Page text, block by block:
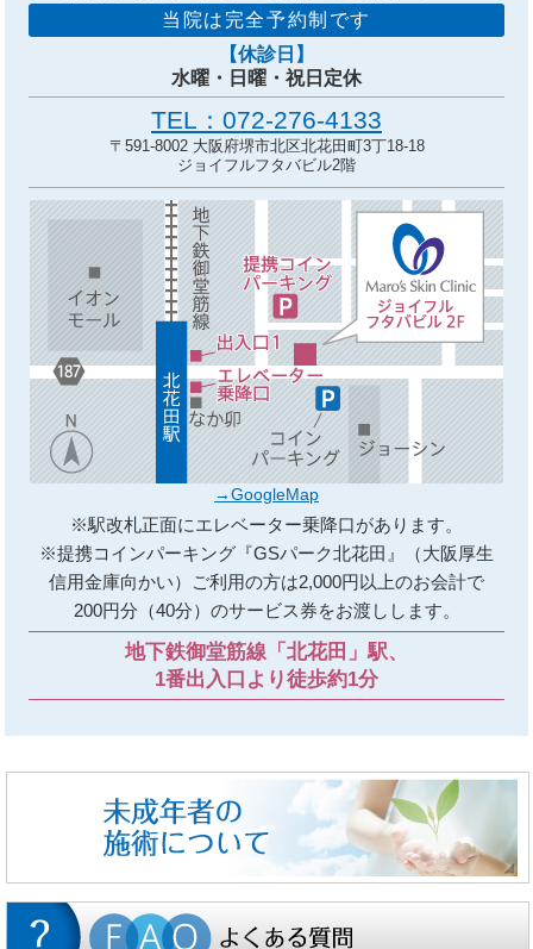
当院は完全予約制です
【休診日】
水曜・日曜・祝日定休
TEL：072-276-4133
〒591-8002 大阪府堺市北区北花田町3丁18-18
ジョイフルフタバビル2階
→GoogleMap
※駅改札正面にエレベーター乗降口があります。
※提携コインパーキング『GSパーク北花田』（大阪厚生
信用金庫向かい）ご利用の方は2,000円以上のお会計で
200円分（40分）のサービス券をお渡しします。
地下鉄御堂筋線「北花田」駅、
1番出入口より徒歩約1分